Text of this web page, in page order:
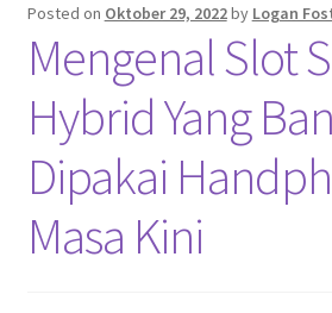
Posted on Oktober 29, 2022by Logan
Mengenal Slot
Hybrid Yang
Dipakai
Masa Kini